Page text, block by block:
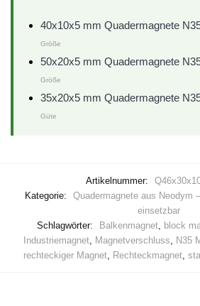
40x10x5 mm Quadermagnete
Größe
50x20x5 mm Quadermagnete
Größe
35x20x5 mm Quadermagnete
Güte
Artikelnummer:
Kategorie:
Quadermagnete aus Neodym
einsetzbar
Schlagwörter:
Balkenmagnet, block
Industriemagnet, Magnetverschluss, N35
rechteckiger Magnet, Rechteckmagnet,